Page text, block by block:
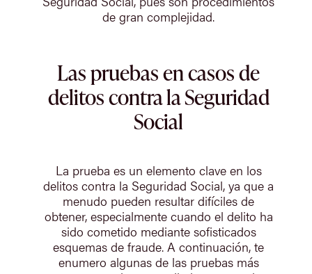
de gran complejidad.
Las pruebas en casos de
delitos contra la Seguridad
Social
La prueba es un elemento clave en los
delitos contra la Seguridad Social, ya que a
menudo pueden resultar difíciles de
obtener, especialmente cuando el delito ha
sido cometido mediante sofisticados
esquemas de fraude. A continuación, te
enumero algunas de las pruebas más